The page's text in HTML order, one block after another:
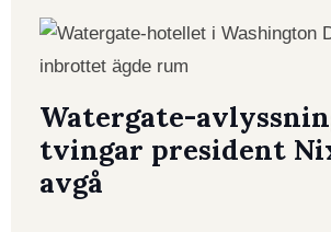
Watergate-
tvingar president
avgå